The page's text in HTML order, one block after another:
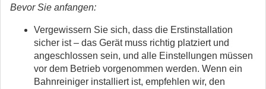
Bevor Sie anfangen:
Vergewissern Sie sich, dass die Erstinstallation
sicher ist – das Gerät muss richtig platziert und
angeschlossen sein, und alle Einstellungen müssen
vor dem Betrieb vorgenommen werden. Wenn ein
Bahnreiniger installiert ist, empfehlen wir, den